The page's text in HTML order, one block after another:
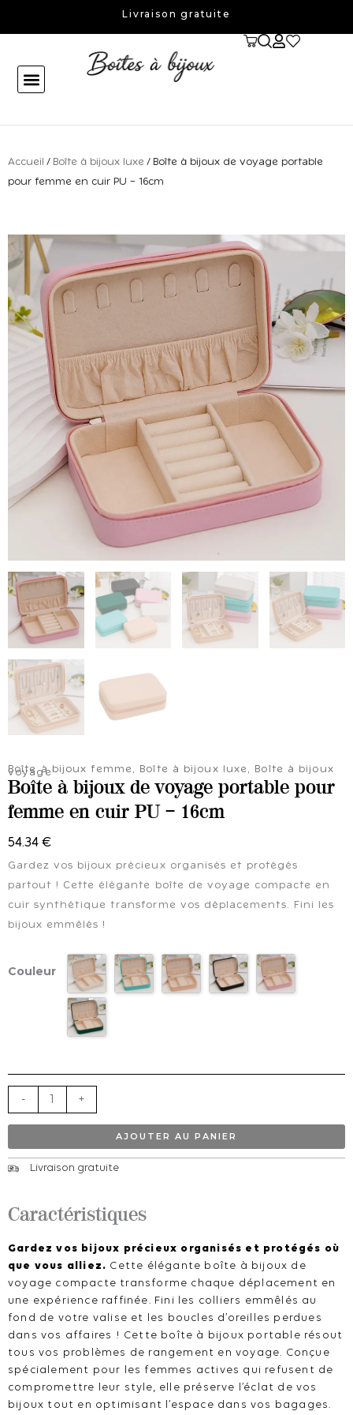
Livraison gratuite
Accueil / Boîte à bijoux luxe / Boîte à bijoux de voyage portable
pour femme en cuir PU – 16cm
Boîte à bijoux femme , Boîte à bijoux luxe , Boîte à bijoux
voyage
Boîte à bijoux de voyage portable pour
femme en cuir PU – 16cm
54.34 €
Gardez vos bijoux précieux organisés et protégés
partout ! Cette élégante boîte de voyage compacte en
cuir synthétique transforme vos déplacements. Fini les
bijoux emmêlés !
Couleur
-
de
voyage
portable
pour
en
cuir
-
+
AJOUTER AU PANIER
Livraison gratuite
Caractéristiques
Gardez vos bijoux précieux organisés et protégés où
que vous alliez. Cette élégante boîte à bijoux de
voyage compacte transforme chaque déplacement en
une expérience raffinée. Fini les colliers emmêlés au
fond de votre valise et les boucles d’oreilles perdues
dans vos affaires ! Cette boîte à bijoux portable résout
tous vos problèmes de rangement en voyage. Conçue
spécialement pour les femmes actives qui refusent de
compromettre leur style, elle préserve l’éclat de vos
bijoux tout en optimisant l’espace dans vos bagages.